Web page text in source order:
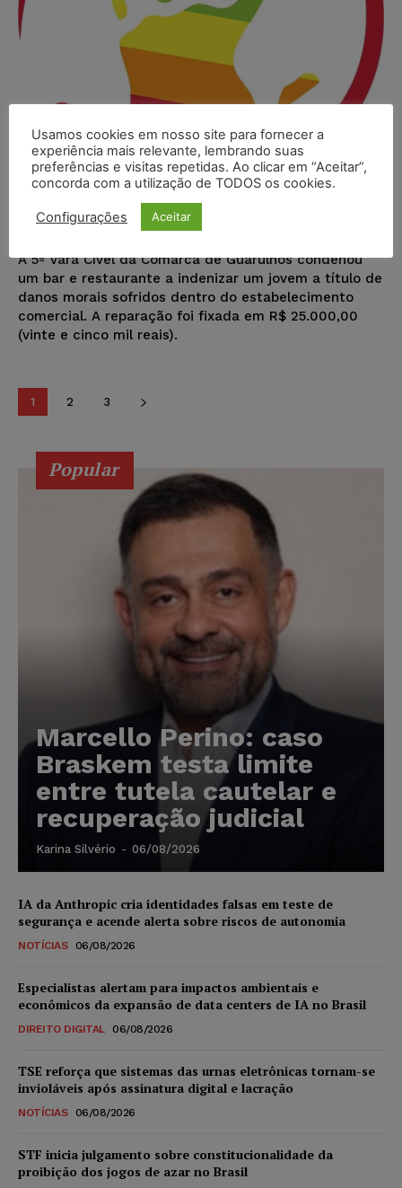
Bar indenizará consumidor por
Juristas - 25/06/2020
A 5ª Vara Cível da Comarca de Guarulhos condenou
um bar e restaurante a indenizar um jovem a título de
danos morais sofridos dentro do estabelecimento
comercial. A reparação foi fixada em R$ 25.000,00
(vinte e cinco mil reais).
1 2 3
Popular
Marcello Perino: caso
Braskem testa limite
entre tutela cautelar e
recuperação judicial
Karina Silvério - 06/08/2026
IA da Anthropic cria identidades falsas em teste de
segurança e acende alerta sobre riscos de autonomia
NOTÍCIAS 06/08/2026
Especialistas alertam para impactos ambientais e
econômicos da expansão de data centers de IA no Brasil
DIREITO DIGITAL 06/08/2026
TSE reforça que sistemas das urnas eletrônicas tornam-se
invioláveis após assinatura digital e lacração
NOTÍCIAS 06/08/2026
STF inicia julgamento sobre constitucionalidade da
proibição dos jogos de azar no Brasil
Usamos cookies em nosso site para fornecer a
experiência mais relevante, lembrando suas
preferências e visitas repetidas. Ao clicar em “Aceitar”,
concorda com a utilização de TODOS os cookies.
Configurações Aceitar